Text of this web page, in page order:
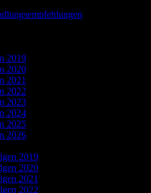
2019
2020
2021
2022
2023
2024
2025
2026
2019
2020
2021
2022